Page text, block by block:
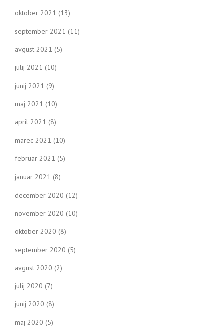
oktober 2021 (13)
september 2021 (11)
avgust 2021 (5)
julij 2021 (10)
junij 2021 (9)
maj 2021 (10)
april 2021 (8)
marec 2021 (10)
februar 2021 (5)
januar 2021 (8)
december 2020 (12)
november 2020 (10)
oktober 2020 (8)
september 2020 (5)
avgust 2020 (2)
julij 2020 (7)
junij 2020 (8)
maj 2020 (5)